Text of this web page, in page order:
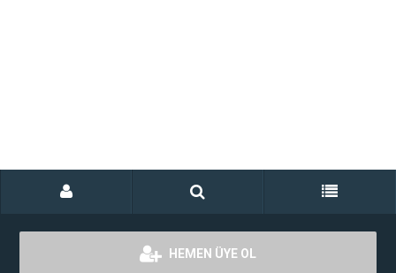
HEMEN ÜYE OL